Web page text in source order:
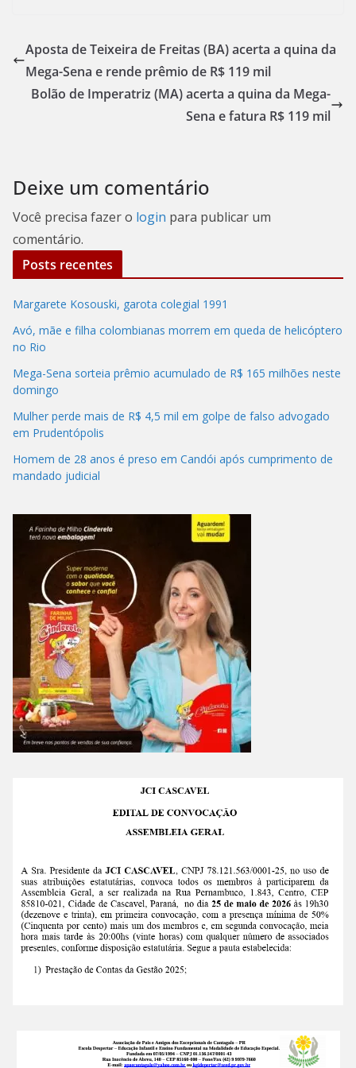
Aposta de Teixeira de Freitas (BA) acerta a quina da
Mega-Sena e rende prêmio de R$ 119 mil
Bolão de Imperatriz (MA) acerta a quina da Mega-
Sena e fatura R$ 119 mil
Deixe um comentário
Você precisa fazer o login para publicar um
comentário.
Posts recentes
Margarete Kosouski, garota colegial 1991
Avó, mãe e filha colombianas morrem em queda de helicóptero
no Rio
Mega-Sena sorteia prêmio acumulado de R$ 165 milhões neste
domingo
Mulher perde mais de R$ 4,5 mil em golpe de falso advogado
em Prudentópolis
Homem de 28 anos é preso em Candói após cumprimento de
mandado judicial